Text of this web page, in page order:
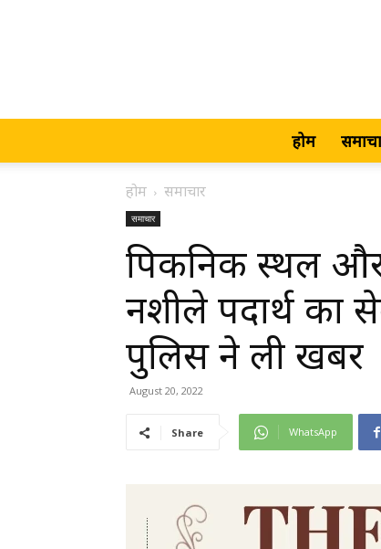
होम
होम समाचार
समाचार
पिकनिक स्थल
नशीले पदार्थ का
पुलिस ने ली खबर
August 20, 2022
Share WhatsApp